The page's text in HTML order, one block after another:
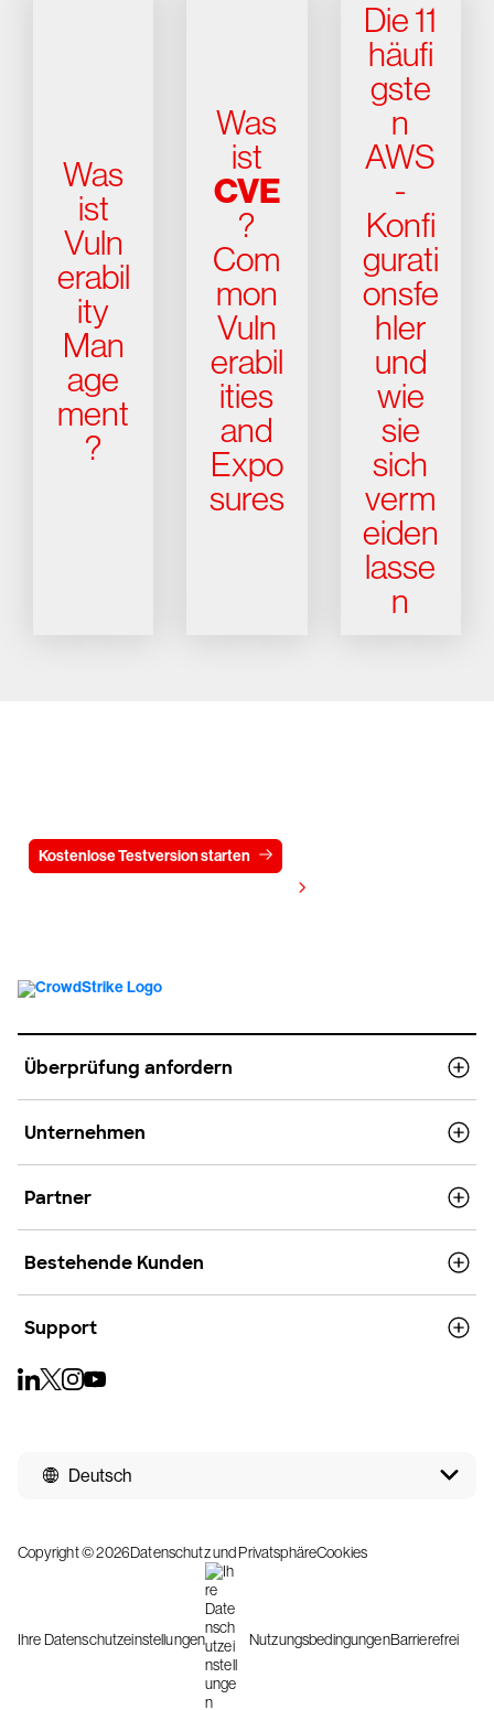
Was
ist
Vuln
erabil
ity
Man
age
ment
?
Was
ist
CVE
?
Com
mon
Vuln
erabil
ities
and
Expo
sures
Die 11
häufi
gste
n
AWS
-
Konfi
gurati
onsfe
hler
und
wie
sie
sich
verm
eiden
lasse
n
Kostenlose Testversion starten
Überprüfung anfordern
Unternehmen
Partner
Bestehende Kunden
Support
Deutsch
Copyright © 2026Datenschutz und PrivatsphäreCookies
Ihre Datenschutzeinstellungen NutzungsbedingungenBarrierefrei